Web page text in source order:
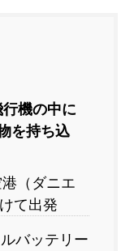
機の中に
を持ち込
（ダニエ
て出発
バッテリー